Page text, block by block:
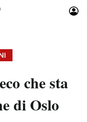
che sta
di Oslo